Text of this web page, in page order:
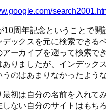
10周年記念ということで開
デックスを元に検索できる
アーカイブを遡って検索で
ありましたが、インデック
うのはあまりなかったよう
初は自分の名前を入れて
しない自分のサイトはもち